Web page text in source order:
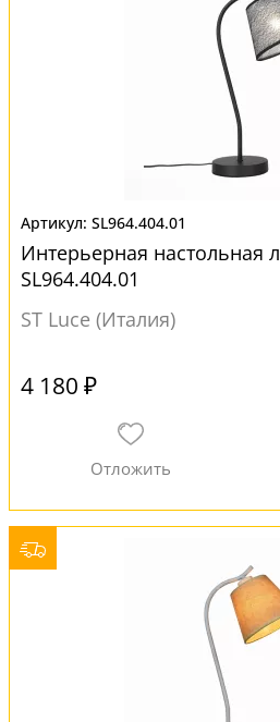
SL964.404.01
Интерьерная настольная
SL964.404.01
ST Luce (Италия)
4 180 ₽